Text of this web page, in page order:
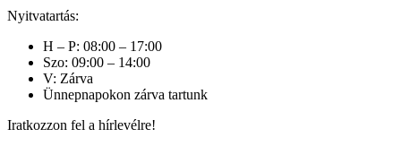
Nyitvatartás:
H – P: 08:00 – 17:00
Szo: 09:00 – 14:00
V: Zárva
Ünnepnapokon zárva tartunk
Iratkozzon fel a hírlevélre!